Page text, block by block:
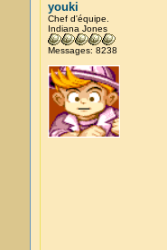
youki
Chef d'équipe.
Indiana Jones
Messages: 8238